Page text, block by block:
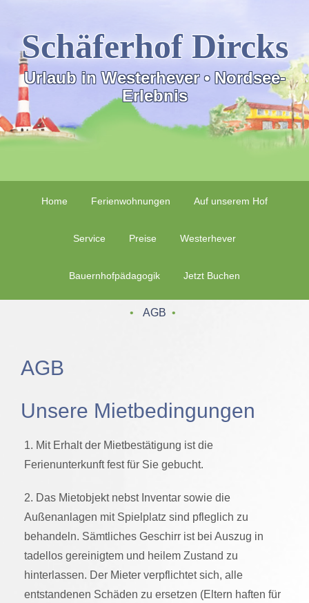
Schäferhof Dircks
Urlaub in Westerhever • Nordsee-
Erlebnis
Home Ferienwohnungen Auf unserem Hof
Service Preise Westerhever
Bauernhofpädagogik Jetzt Buchen
‌ • ‌ AGB ‌ • ‌
AGB
Unsere Mietbedingungen
1. Mit Erhalt der Mietbestätigung ist die
Ferienunterkunft fest für Sie gebucht.
2. Das Mietobjekt nebst Inventar sowie die
Außenanlagen mit Spielplatz sind pfleglich zu
behandeln. Sämtliches Geschirr ist bei Auszug in
tadellos gereinigtem und heilem Zustand zu
hinterlassen. Der Mieter verpflichtet sich, alle
entstandenen Schäden zu ersetzen (Eltern haften für